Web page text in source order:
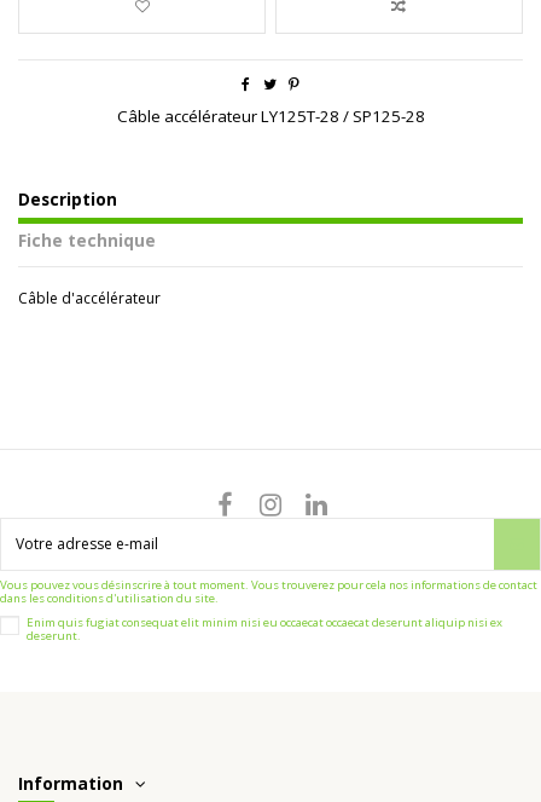
Câble accélérateur LY125T-28 / SP125-28
Description
Fiche technique
Câble d'accélérateur
Vous pouvez vous désinscrire à tout moment. Vous trouverez pour cela nos informations de contact
dans les conditions d'utilisation du site.
Enim quis fugiat consequat elit minim nisi eu occaecat occaecat deserunt aliquip nisi ex
deserunt.
Information